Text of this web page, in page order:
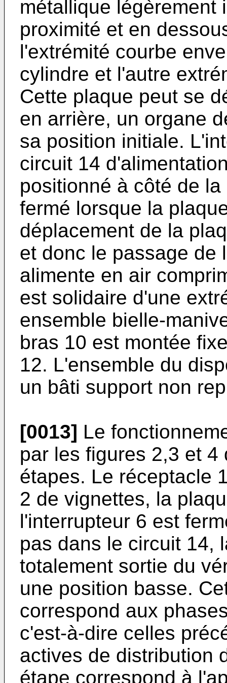
métallique légèrement
proximité et en
l'extrémité courbe
cylindre et l'autre
Cette plaque peut se
en arrière, un organe
sa position initiale.
circuit 14
positionné à côté de
fermé lorsque la
déplacement de la
et donc le passage de
alimente en air
est solidaire d'une
ensemble bielle-
bras 10 est montée
12. L'ensemble du
un bâti support non
[0013] Le
par les figures 2,3 et
étapes. Le réceptacle
2 de vignettes, la
l'interrupteur 6 est
pas dans le circuit 14,
totalement sortie du
une position basse.
correspond aux
c'est-à-dire celles
actives de distribution
étape correspond à